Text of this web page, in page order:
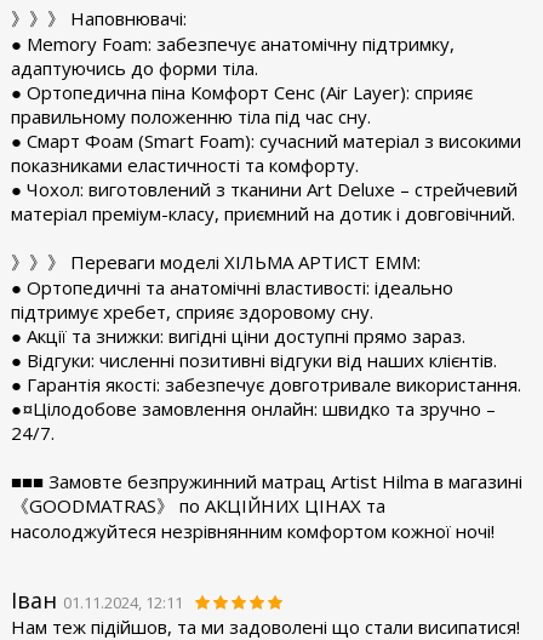
》》》 Наповнювачі:
● Memory Foam: забезпечує анатомічну підтримку,
адаптуючись до форми тіла.
● Ортопедична піна Комфорт Сенс (Air Layer): сприяє
правильному положенню тіла під час сну.
● Смарт Фоам (Smart Foam): сучасний матеріал з високими
показниками еластичності та комфорту.
● Чохол: виготовлений з тканини Art Deluxe – стрейчевий
матеріал преміум-класу, приємний на дотик і довговічний.
》》》 Переваги моделі ХІЛЬМА АРТИСТ ЕММ:
● Ортопедичні та анатомічні властивості: ідеально
підтримує хребет, сприяє здоровому сну.
● Акції та знижки: вигідні ціни доступні прямо зараз.
● Відгуки: численні позитивні відгуки від наших клієнтів.
● Гарантія якості: забезпечує довготривале використання.
●¤Цілодобове замовлення онлайн: швидко та зручно –
24/7.
■■■ Замовте безпружинний матрац Artist Hilma в магазині
《GOODMATRAS》 по АКЦІЙНИХ ЦІНАХ та
насолоджуйтеся незрівнянним комфортом кожної ночі!
Іван 01.11.2024, 12:11
Нам теж підійшов, та ми задоволені що стали висипатися!